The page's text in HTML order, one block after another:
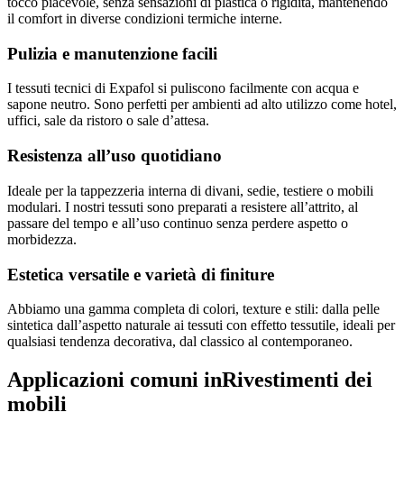
il comfort in diverse condizioni termiche interne.
Pulizia e manutenzione facili
I tessuti tecnici di Expafol si puliscono facilmente con acqua e
sapone neutro. Sono perfetti per ambienti ad alto utilizzo come hotel,
uffici, sale da ristoro o sale d’attesa.
Resistenza all’uso quotidiano
Ideale per la tappezzeria interna di divani, sedie, testiere o mobili
modulari. I nostri tessuti sono preparati a resistere all’attrito, al
passare del tempo e all’uso continuo senza perdere aspetto o
morbidezza.
Estetica versatile e varietà di finiture
Abbiamo una gamma completa di colori, texture e stili: dalla pelle
sintetica dall’aspetto naturale ai tessuti con effetto tessutile, ideali per
qualsiasi tendenza decorativa, dal classico al contemporaneo.
Applicazioni comuni inRivestimenti dei
mobili